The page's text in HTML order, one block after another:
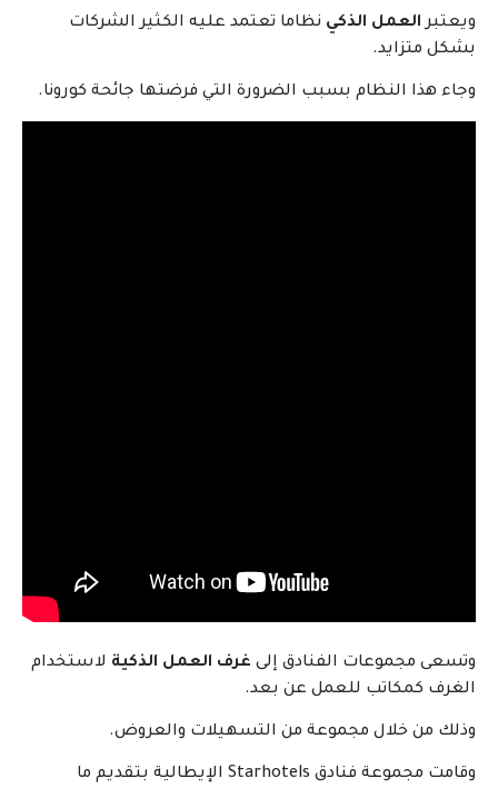
العمل الذكينظاما تعتمد عليه الكثير الشركات
النظام بسبب الضرورة التي فرضتها جائحة كورونا.
مجموعات الفنادق إلىغرف العمل الذكيةلاستخدام
كمكاتب للعمل عن بعد.
خلال مجموعة من التسهيلات والعروض.
وقامت مجموعة فنادق Starhotels الإيطالية بتقديم ما